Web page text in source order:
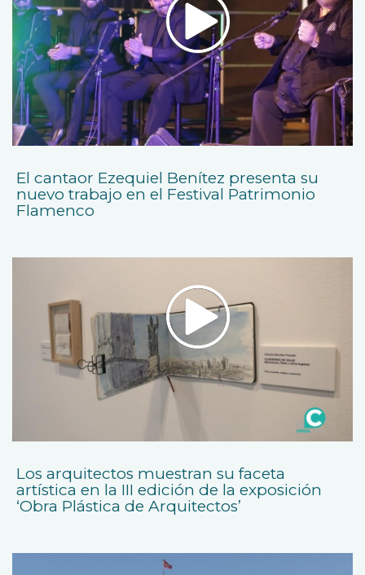
El cantaor Ezequiel Benítez presenta su
nuevo trabajo en el Festival Patrimonio
Flamenco
Los arquitectos muestran su faceta
artística en la III edición de la exposición
‘Obra Plástica de Arquitectos’